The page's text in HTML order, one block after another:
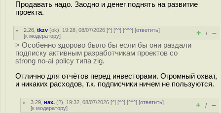
Продавать надо. Заодно и денег поднять на развитие
проекта.
2.26 ,tkzv (ok), 19:28, 08/07/2026 [^] [^^] [^^^] [ответить]
[к модератору] + / –
> Особенно здорово было бы если бы они раздали
подписку активным разработчикам проектов со
strong no-ai policy типа zig.
Отлично для отчётов перед инвесторами. Огромный охват,
и никаких расходов, т.к. подписчики ничем не пользуются.
3.29 ,нах. (?), 19:32, 08/07/2026 [^] [^^] [^^^] [ответить]
[к модератору] + / –